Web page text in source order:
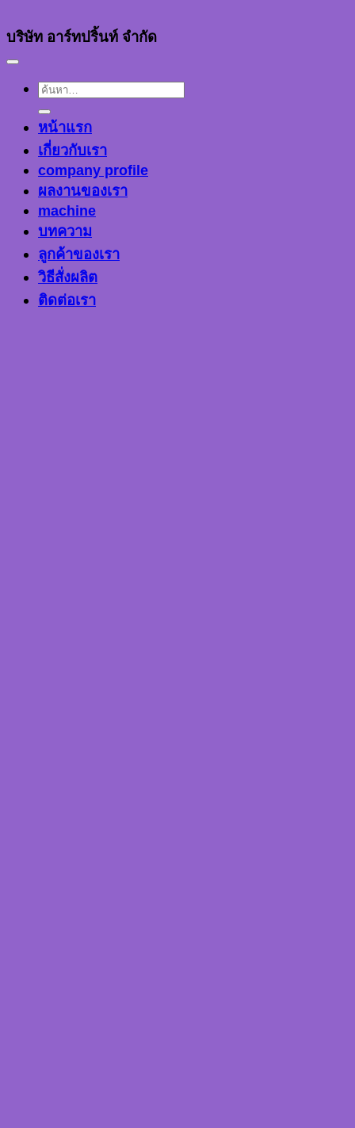
บริษัท อาร์ทปริ้นท์ จำกัด
ค้นหา:
หน้าแรก
เกี่ยวกับเรา
company profile
ผลงานของเรา
machine
บทความ
ลูกค้าของเรา
วิธีสั่งผลิต
ติดต่อเรา